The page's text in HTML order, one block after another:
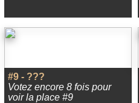
#9 - ???
Votez encore 8 fois pour
voir la place #9